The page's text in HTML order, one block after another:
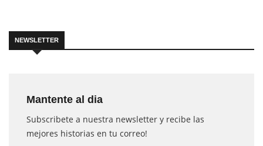
NEWSLETTER
Mantente al dia
Subscribete a nuestra newsletter y recibe las
mejores historias en tu correo!